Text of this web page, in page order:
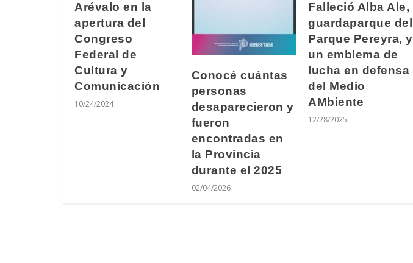
Arévalo en la
apertura del
Congreso
Federal de
Cultura y
Comunicación
10/24/2024
Conocé cuántas
personas
desaparecieron y
fueron
encontradas en
la Provincia
durante el 2025
02/04/2026
Falleció Alba Ale,
guardaparque del
Parque Pereyra, y
un emblema de
lucha en defensa
del Medio
AMbiente
12/28/2025